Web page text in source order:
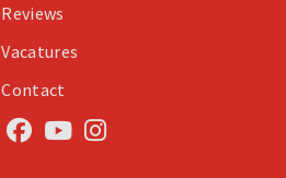
Reviews
Vacatures
Contact